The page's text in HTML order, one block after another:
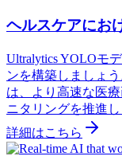
ヘルスケアにお
Ultralytics YOLOモ
ンを構築しましょ
は、より高速な医
ニタリングを推進し
詳細はこちら